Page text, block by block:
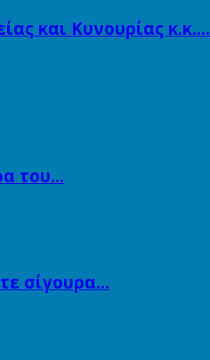
και Κυνουρίας κ.κ….
του…
σίγουρα…